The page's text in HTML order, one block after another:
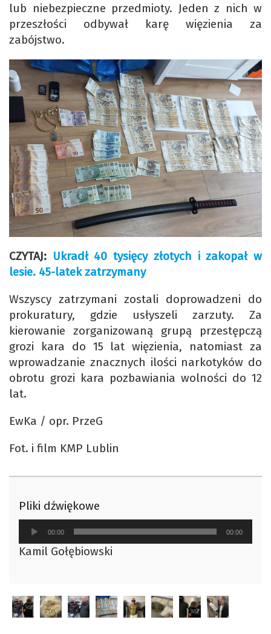
lub niebezpieczne przedmioty. Jeden z nich w
przeszłości odbywał karę więzienia za
zabójstwo.
CZYTAJ: Ukradł 40 tysięcy złotych i zakopał w
lesie. 45-latek zatrzymany
Wszyscy zatrzymani zostali doprowadzeni do
prokuratury, gdzie usłyszeli zarzuty. Za
kierowanie zorganizowaną grupą przestępczą
grozi kara do 15 lat więzienia, natomiast za
wprowadzanie znacznych ilości narkotyków do
obrotu grozi kara pozbawiania wolności do 12
lat.
EwKa / opr. PrzeG
Fot. i film KMP Lublin
Pliki dźwiękowe
Odtwarzacz
plików
dźwiękowych
00:00 00:00
Kamil Gołębiowski